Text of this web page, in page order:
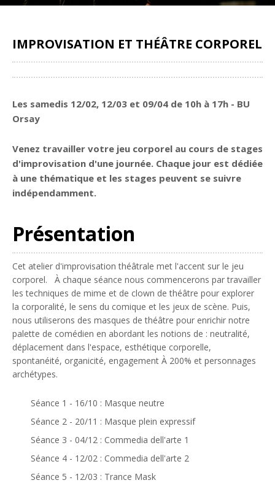
IMPROVISATION ET THÉÂTRE CORPOREL
Les samedis 12/02, 12/03 et 09/04 de 10h à 17h - BU
Orsay
Venez travailler votre jeu corporel au cours de stages
d'improvisation d'une journée. Chaque jour est dédiée
à une thématique et les stages peuvent se suivre
indépendamment.
Présentation
Cet atelier d'improvisation théâtrale met l'accent sur le jeu
corporel. À chaque séance nous commencerons par travailler
les techniques de mime et de clown de théâtre pour explorer
la corporalité, le sens du comique et les jeux de scène. Puis,
nous utiliserons des masques de théâtre pour enrichir notre
palette de comédien en abordant les notions de : neutralité,
déplacement dans l'espace, esthétique corporelle,
spontanéité, organicité, engagement À 200% et personnages
archétypes.
Séance 1 - 16/10 : Masque neutre
Séance 2 - 20/11 : Masque plein expressif
Séance 3 - 04/12 : Commedia dell'arte 1
Séance 4 - 12/02 : Commedia dell'arte 2
Séance 5 - 12/03 : Trance Mask